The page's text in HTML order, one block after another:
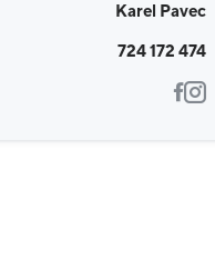
Karel Pavec
724 172 474